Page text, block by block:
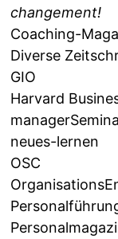
changement!
Coaching-
Diverse
GIO
Harvard
neues-lernen
OSC